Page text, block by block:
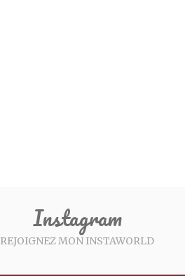
Instagram
REJOIGNEZ MON INSTAWORLD